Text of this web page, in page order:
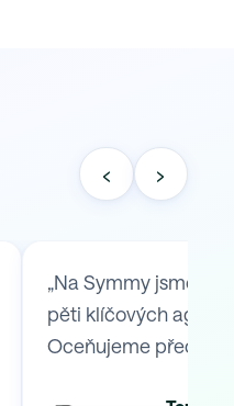
‹ ›
„Na Symmy jsme
pěti klíčových
Oceňujeme